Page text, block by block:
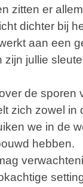
zitten er
dichter bij
aan een
jullie
de sporen
zich zowel in
we in de
hebben.